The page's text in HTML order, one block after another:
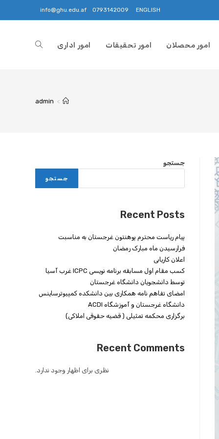
ENGLISH
0793142009
info@ghu.edu.af
امور محصلان امور تحقیقات امور اداری
>
admin
جستجو
جستجو
Recent Posts
پیام ریاست محترم پوهنتون غرجستان به مناسبت
فرارسیدن ماه مبارک رمضان
اعلان کاریابی
کسب مقام اول مسابقه برنامه نویسی ICPC غرب آسیا
توسط دانشجویان دانشگاه غرجستان
امضای تفاهم نامه همکاری بین دانشکده کمپیوترساینس
دانشگاه غرجستان و آموزشگاه ACDI
برگزاری محکمه تمثیلی ( قضیه حقوقی املاکی)
Recent Comments
نظری برای اظهار وجود ندارد.